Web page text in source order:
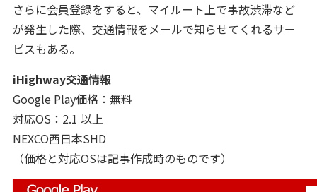
さらに会員登録をすると、マイルート上で事故渋滞など
が発生した際、交通情報をメールで知らせてくれるサー
ビスもある。
iHighway交通情報
Google Play価格：無料
対応OS：2.1 以上
NEXCO西日本SHD
（価格と対応OSは記事作成時のものです）